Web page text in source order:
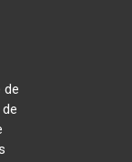
de